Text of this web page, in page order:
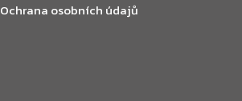
Ochrana osobních údajů